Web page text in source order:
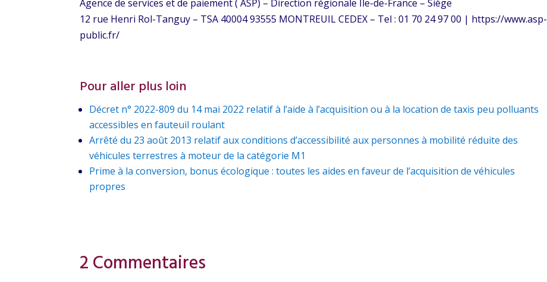
Agence de services et de paiement ( ASP) – Direction régionale Ile-de-France – Siège
12 rue Henri Rol-Tanguy – TSA 40004 93555 MONTREUIL CEDEX – Tel : 01 70 24 97 00 | https://www.asp-
public.fr/
Pour aller plus loin
Décret n° 2022-809 du 14 mai 2022 relatif à l’aide à l’acquisition ou à la location de taxis peu polluants
accessibles en fauteuil roulant
Arrêté du 23 août 2013 relatif aux conditions d’accessibilité aux personnes à mobilité réduite des
véhicules terrestres à moteur de la catégorie M1
Prime à la conversion, bonus écologique : toutes les aides en faveur de l’acquisition de véhicules
propres
2 Commentaires